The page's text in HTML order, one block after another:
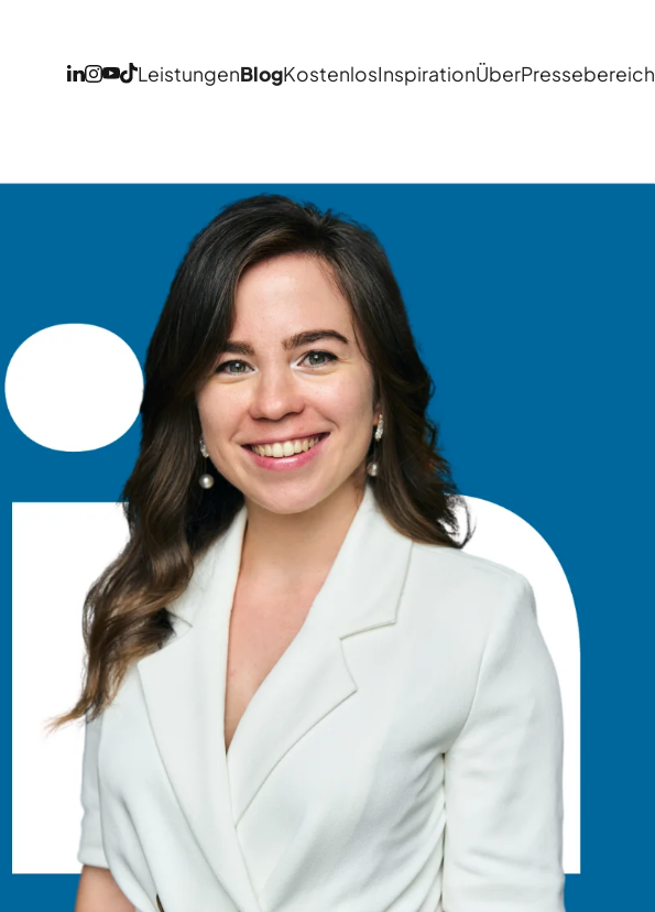
LeistungenBlogKostenlosInspirationÜberPressebereich